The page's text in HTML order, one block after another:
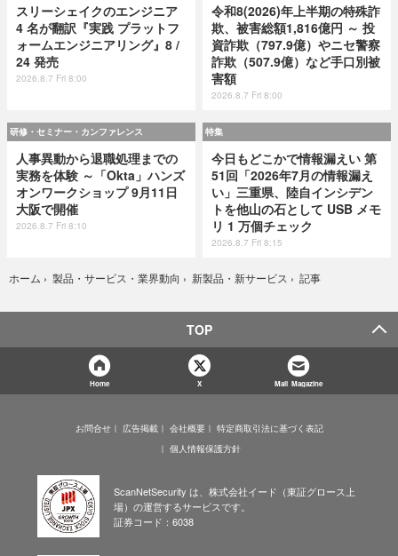
スリーシェイクのエンジニア
4 名が翻訳『実践 プラットフ
ォームエンジニアリング』8 /
24 発売
2026.8.7 Fri 8:00
令和8(2026)年上半期の特殊詐
欺、被害総額1,816億円 ～ 投
資詐欺（797.9億）やニセ警察
詐欺（507.9億）など手口別被
害額
2026.8.7 Fri 8:00
研修・セミナー・カンファレンス
人事異動から退職処理までの
実務を体験 ～「Okta」ハンズ
オンワークショップ 9月11日
大阪で開催
2026.8.7 Fri 8:10
特集
今日もどこかで情報漏えい 第
51回「2026年7月の情報漏え
い」三重県、陸自インシデン
トを他山の石として USB メモ
リ 1 万個チェック
2026.8.7 Fri 8:15
ホーム › 製品・サービス・業界動向 › 新製品・新サービス › 記事
TOP
Home X Mail Magazine
お問合せ 広告掲載 会社概要
特定商取引法に基づく表記
個人情報保護方針
ScanNetSecurity は、株式会社イード（東証グロース上
場）の運営するサービスです。
証券コード：6038